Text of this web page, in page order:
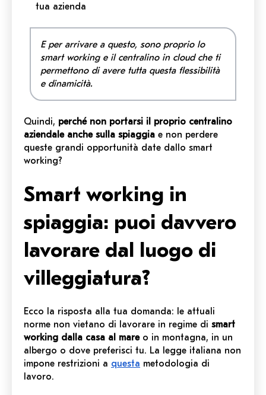
tua azienda
E per arrivare a questo, sono proprio lo
smart working e il centralino in cloud che ti
permettono di avere tutta questa flessibilità
e dinamicità.
Quindi, perché non portarsi il proprio centralino
aziendale anche sulla spiaggia e non perdere
queste grandi opportunità date dallo smart
working?
Smart working in
spiaggia: puoi davvero
lavorare dal luogo di
villeggiatura?
Ecco la risposta alla tua domanda: le attuali
norme non vietano di lavorare in regime di smart
working dalla casa al mareo in montagna, in un
albergo o dove preferisci tu. La legge italiana non
impone restrizioni a questa metodologia di
lavoro.